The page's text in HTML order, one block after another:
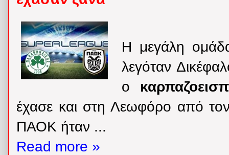
Η μεγάλη
λεγόταν
ο
έχασε και στη Λεωφόρο από
ΠΑΟΚ ήταν ...
Read more »